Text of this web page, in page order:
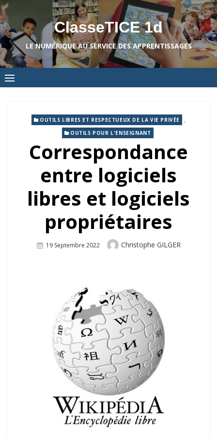
Skip
to
content
ClasseTICE 1d
LE NUMÉRIQUE AU SERVICE DES APPRENTISSAGES
OUTILS LIBRES ET RESPECTUEUX DE LA VIE PRIVÉE ,
OUTILS POUR L'ENSEIGNANT
Correspondance
entre logiciels
libres et logiciels
propriétaires
Posted
19 Septembre 2022 Author
Christophe GILGER